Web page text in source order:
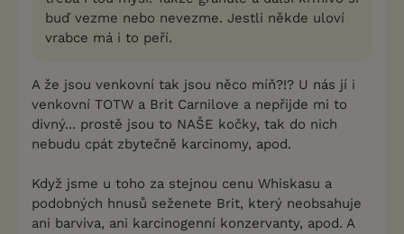
buď vezme nebo nevezme. Jestli někde uloví
vrabce má i to peří.
A že jsou venkovní tak jsou něco míň?!? U nás jí i
venkovní TOTW a Brit Carnilove a nepřijde mi to
divný... prostě jsou to NAŠE kočky, tak do nich
nebudu cpát zbytečně karcinomy, apod.
Když jsme u toho za stejnou cenu Whiskasu a
podobných hnusů seženete Brit, který neobsahuje
ani barviva, ani karcinogenní konzervanty, apod. A